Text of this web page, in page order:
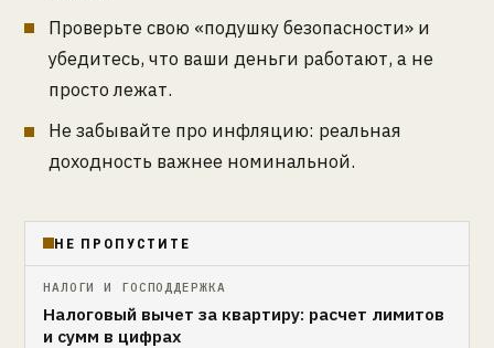
Проверьте свою «подушку безопасности» и
убедитесь, что ваши деньги работают, а не
просто лежат.
Не забывайте про инфляцию: реальная
доходность важнее номинальной.
НЕ ПРОПУСТИТЕ
НАЛОГИ И ГОСПОДДЕРЖКА
Налоговый вычет за квартиру: расчет лимитов
и сумм в цифрах